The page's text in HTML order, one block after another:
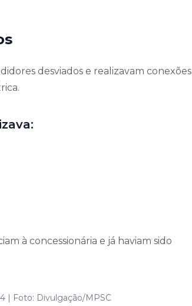
desviados e realizavam conexões
à concessionária e já haviam sido
| Foto: Divulgação/MPSC